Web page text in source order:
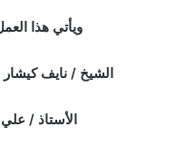
ويأتي هذا
الشيخ / نايف
الأستاذ /